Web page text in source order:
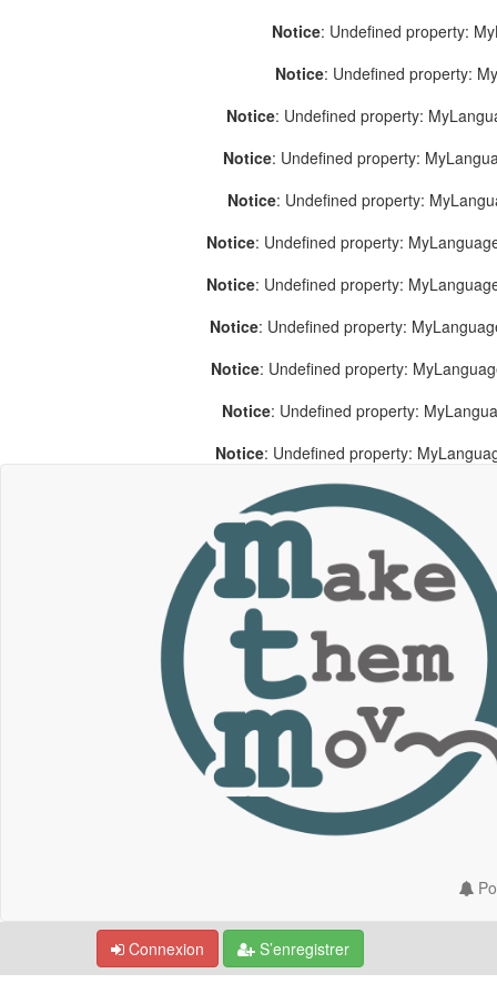
Notice: Undefined property:
Notice: Undefined property:
Notice: Undefined property:
Notice: Undefined property:
Notice: Undefined property:
Notice: Undefined property:
Notice: Undefined property:
Notice: Undefined property:
Notice: Undefined property:
Notice: Undefined property:
Notice: Undefined property:
Connexion S’enregistrer